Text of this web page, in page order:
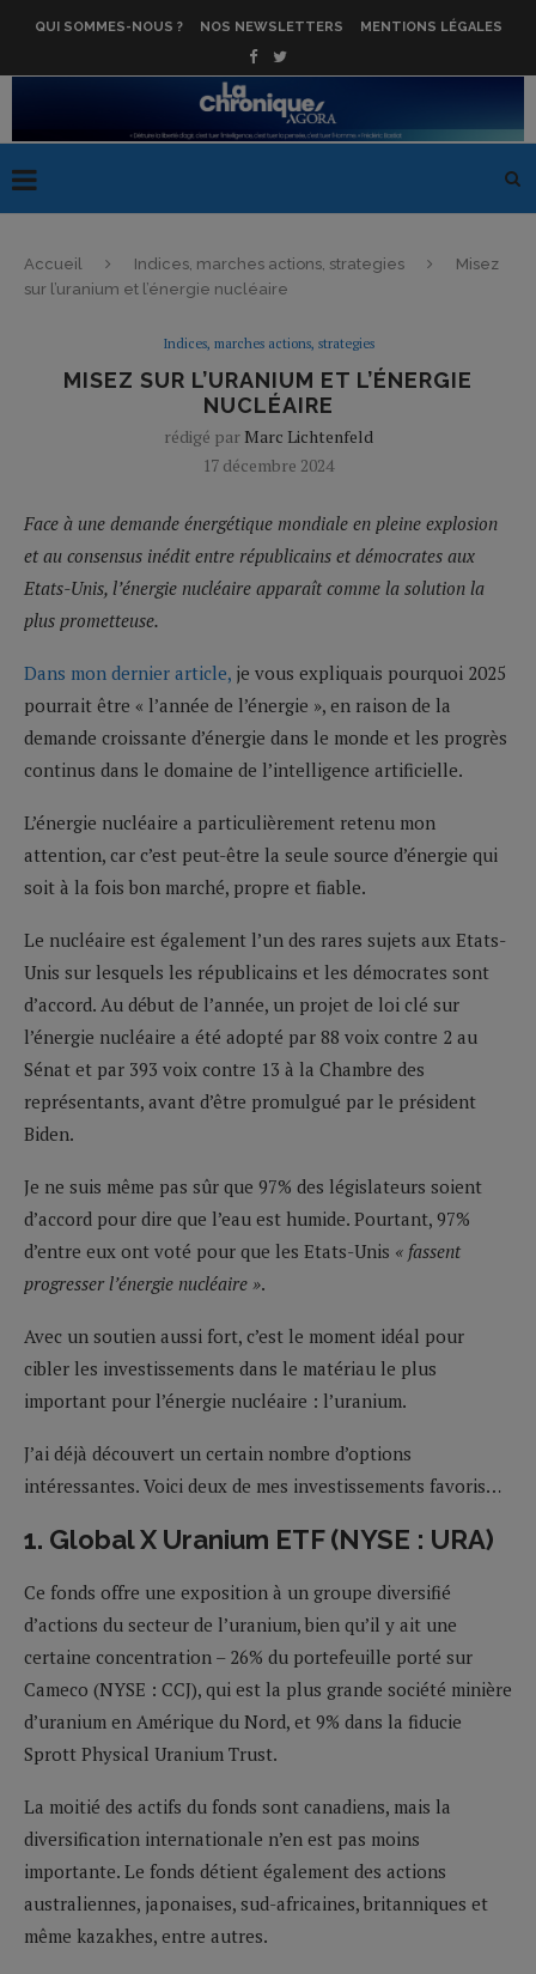
QUI SOMMES-NOUS ? NOS NEWSLETTERS MENTIONS LÉGALES
Accueil Indices, marches actions, strategies
Misez
sur l’uranium et l’énergie nucléaire
Indices, marches actions, strategies
MISEZ SUR L’URANIUM ET L’ÉNERGIE
NUCLÉAIRE
rédigé par Marc Lichtenfeld
17 décembre 2024
Face à une demande énergétique mondiale en pleine explosion
et au consensus inédit entre républicains et démocrates aux
Etats-Unis, l’énergie nucléaire apparaît comme la solution la
plus prometteuse.
Dans mon dernier article, je vous expliquais pourquoi 2025
pourrait être « l’année de l’énergie », en raison de la
demande croissante d’énergie dans le monde et les progrès
continus dans le domaine de l’intelligence artificielle.
L’énergie nucléaire a particulièrement retenu mon
attention, car c’est peut-être la seule source d’énergie qui
soit à la fois bon marché, propre et fiable.
Le nucléaire est également l’un des rares sujets aux Etats-
Unis sur lesquels les républicains et les démocrates sont
d’accord. Au début de l’année, un projet de loi clé sur
l’énergie nucléaire a été adopté par 88 voix contre 2 au
Sénat et par 393 voix contre 13 à la Chambre des
représentants, avant d’être promulgué par le président
Biden.
Je ne suis même pas sûr que 97% des législateurs soient
d’accord pour dire que l’eau est humide. Pourtant, 97%
d’entre eux ont voté pour que les Etats-Unis « fassent
progresser l’énergie nucléaire ».
Avec un soutien aussi fort, c’est le moment idéal pour
cibler les investissements dans le matériau le plus
important pour l’énergie nucléaire : l’uranium.
J’ai déjà découvert un certain nombre d’options
intéressantes. Voici deux de mes investissements favoris…
1. Global X Uranium ETF (NYSE : URA)
Ce fonds offre une exposition à un groupe diversifié
d’actions du secteur de l’uranium, bien qu’il y ait une
certaine concentration – 26% du portefeuille porté sur
Cameco (NYSE : CCJ), qui est la plus grande société minière
d’uranium en Amérique du Nord, et 9% dans la fiducie
Sprott Physical Uranium Trust.
La moitié des actifs du fonds sont canadiens, mais la
diversification internationale n’en est pas moins
importante. Le fonds détient également des actions
australiennes, japonaises, sud-africaines, britanniques et
même kazakhes, entre autres.